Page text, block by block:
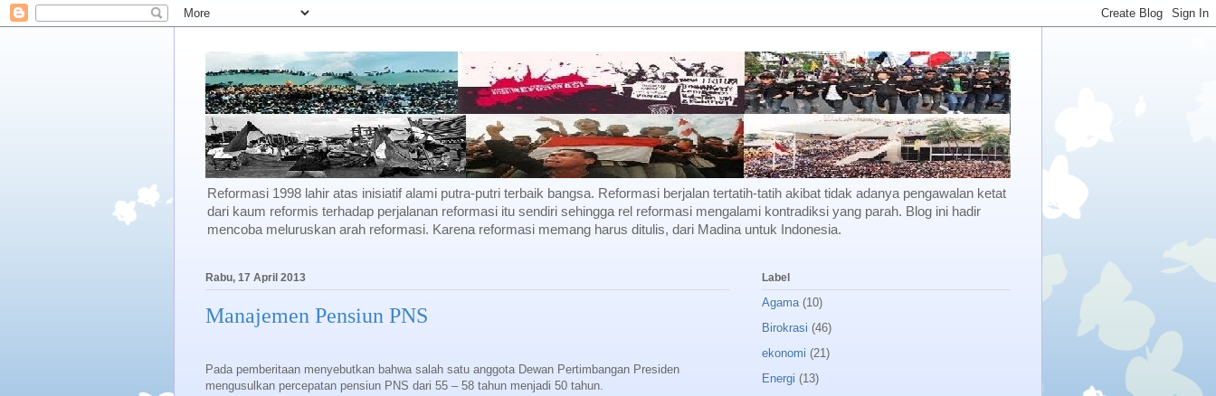
Reformasi 1998 lahir atas inisiatif alami putra-putri terbaik bangsa. Reformasi berjalan tertatih-tatih akibat tidak adanya pengawalan ketat
dari kaum reformis terhadap perjalanan reformasi itu sendiri sehingga rel reformasi mengalami kontradiksi yang parah. Blog ini hadir
mencoba meluruskan arah reformasi. Karena reformasi memang harus ditulis, dari Madina untuk Indonesia.
Rabu, 17 April 2013
Manajemen Pensiun PNS
Pada pemberitaan menyebutkan bahwa salah satu anggota Dewan Pertimbangan Presiden
mengusulkan percepatan pensiun PNS dari 55 – 58 tahun menjadi 50 tahun.
Label
Agama (10)
Birokrasi (46)
ekonomi (21)
Energi (13)